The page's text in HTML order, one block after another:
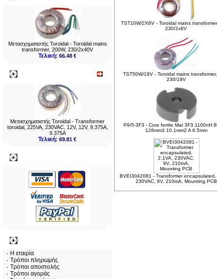
Μετασχηματιστής Toroidal - Toroidal mains
transformer, 200W, 230/2x40V
Τελική:66.48 €
Μετασχηματιστής Toroidal - Transformer
toroidal, 225VA, 230VAC, 12V, 12V, 9.375A,
9.375A
Τελική:69.81 €
Η εταιρία
Τρόποι πληρωμής
Τρόποι αποστολής
Τρόποι αγοράς
TST10W/2X8V - Toroidal mains
230/2x8V
TST50W/19V - Toroidal mains
230/19V
P9/5-3F3 - Core ferrite Mat 3F3 1100nH
126mm3 10.1mm2 A 6.5mm
BVEI3042081 - Transformer
230VAC, 9V, 210mA, Mounting PCB